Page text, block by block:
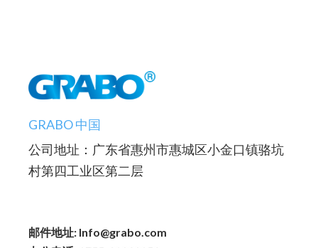
GRABO 中国
公司地址：广东省惠州市惠城区小金口镇骆坑
村第四工业区第二层
邮件地址: Info@grabo.com